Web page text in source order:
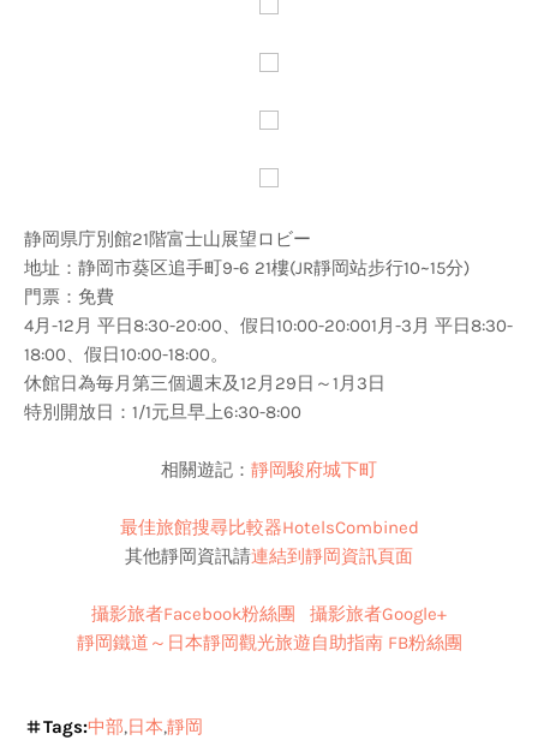
静岡県庁別館21階富士山展望ロビー
地址：静岡市葵区追手町9-6 21樓(JR靜岡站步行10~15分)
門票：免費
4月-12月 平日8:30-20:00、假日10:00-20:001月-3月 平日8:30-
18:00、假日10:00-18:00。
休館日為毎月第三個週末及12月29日～1月3日
特別開放日：1/1元旦早上6:30-8:00
相關遊記： 靜岡駿府城下町
最佳旅館搜尋比較器HotelsCombined
其他靜岡資訊請連結到靜岡資訊頁面
攝影旅者Facebook粉絲團
攝影旅者Google+
靜岡鐵道～日本靜岡觀光旅遊自助指南 FB粉絲團
Tags:中部 日本 靜岡